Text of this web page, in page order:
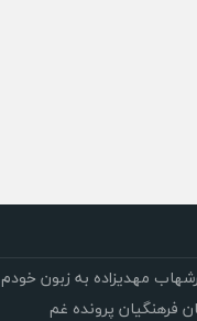
مهدیزاده به زبون خودم
فرهنگیان پرونده غم